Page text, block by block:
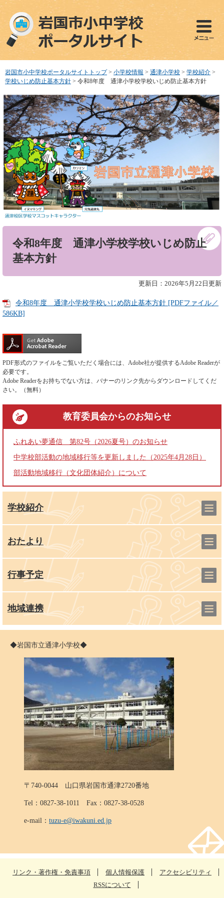
ペ
で
す
メ
ば
し
本
文
へ
岩国市小中学校ポータルサイトトップ > 小学校情報 > 通津小学校 > 学校紹介 >
学校いじめ防止基本方針 > 令和8年度 通津小学校学校いじめ防止基本方針
令和8年度 通津小学校学校いじめ防止
基本方針
更新日：2026年5月22日更新
令和8年度 通津小学校学校いじめ防止基本方針 [PDFファイル／
586KB]
PDF形式のファイルをご覧いただく場合には、Adobe社が提供するAdobe Readerが
必要です。
Adobe Readerをお持ちでない方は、バナーのリンク先からダウンロードしてくだ
さい。（無料）
教育委員会からのお知らせ
ふれあい夢通信 第82号（2026夏号）のお知らせ
中学校部活動の地域移行等を更新しました（2025年4月28日）
部活動地域移行（文化団体紹介）について
学校紹介
おたより
行事予定
地域連携
◆岩国市立通津小学校◆
〒740-0044 山口県岩国市通津2720番地
Tel：0827-38-1011 Fax：0827-38-0528
e-mail： tuzu-e@iwakuni.ed.jp
リンク・著作権・免責事項 個人情報保護
アクセシビリティ
RSSについて